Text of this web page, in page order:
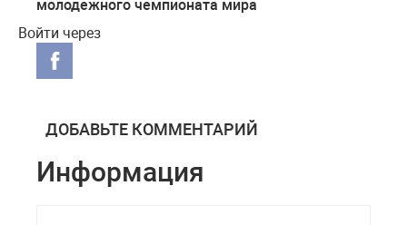
молодежного чемпионата мира
Войти через
ДОБАВЬТЕ КОММЕНТАРИЙ
Информация